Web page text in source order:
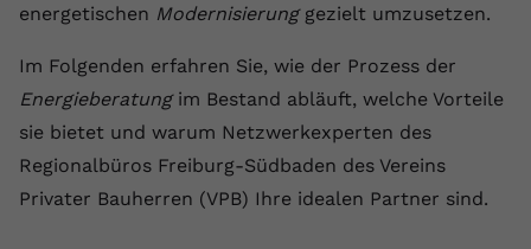
energetischen Modernisierunggezielt umzusetzen.
Im Folgenden erfahren Sie, wie der Prozess der
Energieberatungim Bestand abläuft, welche Vorteile
sie bietet und warum Netzwerkexperten des
Regionalbüros Freiburg-Südbaden des Vereins
Privater Bauherren (VPB) Ihre idealen Partner sind.
Zweck
Videopräferenzen des Nutzers zu
speichern, der eingebettete YouTube-